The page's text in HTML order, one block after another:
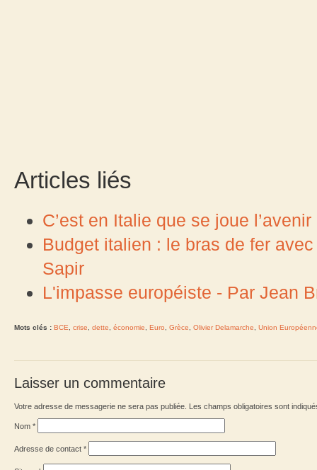
Articles liés
C’est en Italie que se joue
Budget italien : le bras de fer
Sapir
L'impasse européiste - Par Jean
Mots clés : BCE crise dette économie Euro Grèce Olivier Delamarche Union
Laisser un commentaire
Votre adresse de messagerie ne sera pas publiée. Les champs obligatoires sont
Nom *
Adresse de contact *